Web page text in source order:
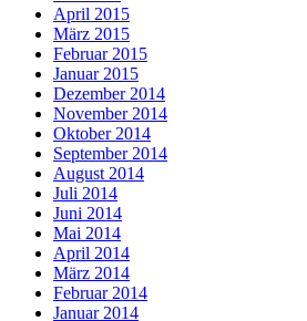
April 2015
März 2015
Februar 2015
Januar 2015
Dezember 2014
November 2014
Oktober 2014
September 2014
August 2014
Juli 2014
Juni 2014
Mai 2014
April 2014
März 2014
Februar 2014
Januar 2014